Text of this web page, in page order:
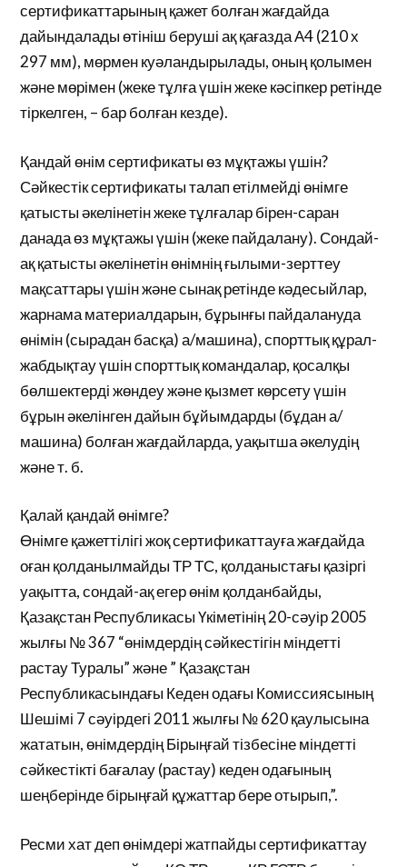
сертификаттарының қажет болған жағдайда
дайындалады өтініш беруші ақ қағазда А4 (210 х
297 мм), мөрмен куәландырылады, оның қолымен
және мөрімен (жеке тұлға үшін жеке кәсіпкер ретінде
тіркелген, – бар болған кезде).
Қандай өнім сертификаты өз мұқтажы үшін?
Сәйкестік сертификаты талап етілмейді өнімге
қатысты әкелінетін жеке тұлғалар бірен-саран
данада өз мұқтажы үшін (жеке пайдалану). Сондай-
ақ қатысты әкелінетін өнімнің ғылыми-зерттеу
мақсаттары үшін және сынақ ретінде кәдесыйлар,
жарнама материалдарын, бұрынғы пайдалануда
өнімін (сырадан басқа) а/машина), спорттық құрал-
жабдықтау үшін спорттық командалар, қосалқы
бөлшектерді жөндеу және қызмет көрсету үшін
бұрын әкелінген дайын бұйымдарды (бұдан а/
машина) болған жағдайларда, уақытша әкелудің
және т. б.
Қалай қандай өнімге?
Өнімге қажеттілігі жоқ сертификаттауға жағдайда
оған қолданылмайды ТР ТС, қолданыстағы қазіргі
уақытта, сондай-ақ егер өнім қолданбайды,
Қазақстан Республикасы Үкіметінің 20-сәуір 2005
жылғы № 367 “өнімдердің сәйкестігін міндетті
растау Туралы” және ” Қазақстан
Республикасындағы Кеден одағы Комиссиясының
Шешімі 7 сәуірдегі 2011 жылғы № 620 қаулысына
жататын, өнімдердің Бірыңғай тізбесіне міндетті
сәйкестікті бағалау (растау) кеден одағының
шеңберінде бірыңғай құжаттар бере отырып,”.
Ресми хат деп өнімдері жатпайды сертификаттау